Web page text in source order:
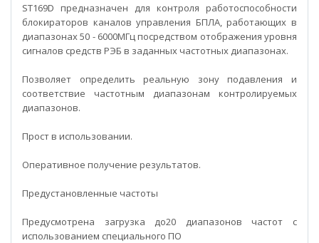
ST169D Тестер средств РЭБ
ST169D предназначен для контроля работоспособности
блокираторов каналов управления БПЛА, работающих в
диапазонах 50 - 6000МГц посредством отображения уровня
сигналов средств РЭБ в заданных частотных диапазонах.
Позволяет определить реальную зону подавления и
соответствие частотным диапазонам контролируемых
диапазонов.
Прост в использовании.
Оперативное получение результатов.
Предустановленные частоты
Предусмотрена загрузка до20 диапазонов частот с
использованием специального ПО